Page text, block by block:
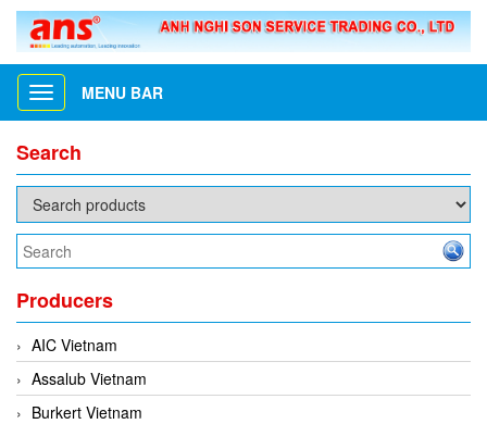
Toggle
navigation
MENU BAR
Search
Producers
AIC Vietnam
Assalub Vietnam
Burkert Vietnam